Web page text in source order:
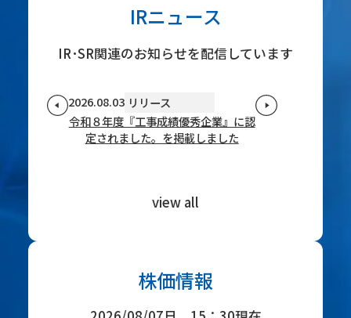
IRニュース
IR･SR関連のお知らせを配信しています
リリース
決算短信
2026.08.03 リリース
令和８年度『工事成績優秀企業』に認
定されました。を掲載しました
リリース
決算短信
view all
株価情報